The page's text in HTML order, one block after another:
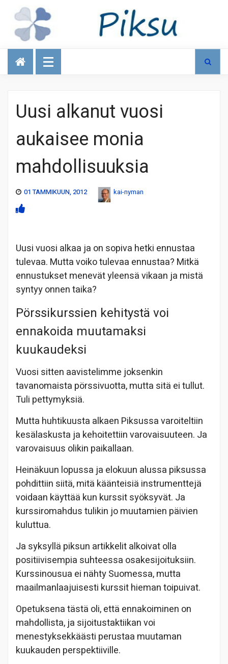
Talous
Uusi alkanut vuosi
aukaisee monia
mahdollisuuksia
01 TAMMIKUUN, 2012 kai-nyman
Uusi vuosi alkaa ja on sopiva hetki ennustaa
tulevaa. Mutta voiko tulevaa ennustaa? Mitkä
ennustukset menevät yleensä vikaan ja mistä
syntyy onnen taika?
Pörssikurssien kehitystä voi
ennakoida muutamaksi
kuukaudeksi
Vuosi sitten aavistelimme joksenkin
tavanomaista pörssivuotta, mutta sitä ei tullut.
Tuli pettymyksiä.
Mutta huhtikuusta alkaen Piksussa varoiteltiin
kesälaskusta ja kehoitettiin varovaisuuteen. Ja
varovaisuus olikin paikallaan.
Heinäkuun lopussa ja elokuun alussa piksussa
pohdittiin siitä, mitä käänteisiä instrumenttejä
voidaan käyttää kun kurssit syöksyvät. Ja
kurssiromahdus tulikin jo muutamien päivien
kuluttua.
Ja syksyllä piksun artikkelit alkoivat olla
positiivisempia suhteessa osakesijoituksiin.
Kurssinousua ei nähty Suomessa, mutta
maailmanlaajuisesti kurssit hieman toipuivat.
Opetuksena tästä oli, että ennakoiminen on
mahdollista, ja sijoitustaktiikan voi
menestyksekkäästi perustaa muutaman
kuukauden perspektiiville.